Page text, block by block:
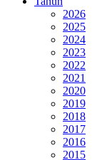
2026
2025
2024
2023
2022
2021
2020
2019
2018
2017
2016
2015